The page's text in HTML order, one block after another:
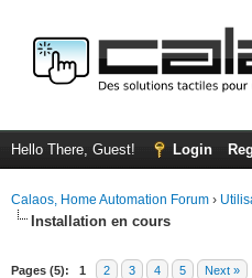
Hello There, Guest! Login
Calaos, Home Automation Forum ›
Installation en cours
Pages (5): 1 2 3 4 5 Next »